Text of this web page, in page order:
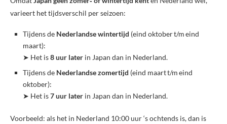
varieert het tijdsverschil per seizoen:
Tijdens de Nederlandse wintertijd (eind oktober t/m eind
maart):
➤ Het is8 uur later in Japan dan in Nederland.
Tijdens de Nederlandse zomertijd (eind maart t/m eind
oktober):
➤ Het is7 uur later in Japan dan in Nederland.
Voorbeeld: als het in Nederland 10:00 uur ‘s ochtends is, dan is